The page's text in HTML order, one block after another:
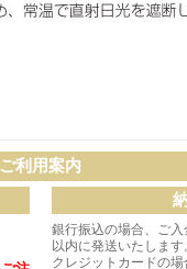
ご利用案内
銀行振込の場合、ご
以内に発送いたします
クレジットカードの